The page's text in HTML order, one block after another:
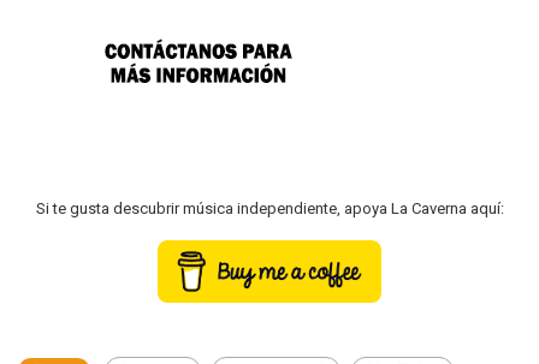
Si te gusta descubrir música independiente, apoya La Caverna aquí: